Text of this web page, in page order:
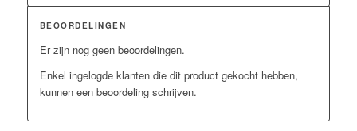
BEOORDELINGEN
Er zijn nog geen beoordelingen.
Enkel ingelogde klanten die dit product gekocht hebben,
kunnen een beoordeling schrijven.